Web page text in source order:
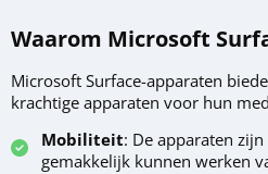
Waarom Microsoft
Microsoft Surface-apparaten
krachtige apparaten voor hun
Mobiliteit: De apparaten
gemakkelijk kunnen werken